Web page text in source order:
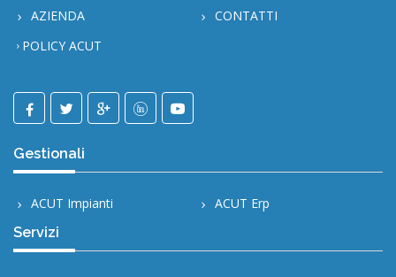
AZIENDA
CONTATTI
POLICY ACUT
Gestionali
ACUT Impianti
ACUT Erp
Servizi